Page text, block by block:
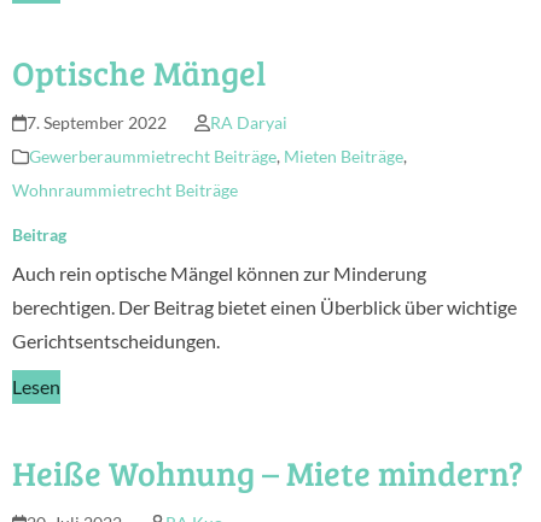
Optische Mängel
7. September 2022
RA Daryai
Gewerberaummietrecht Beiträge, Mieten Beiträge,
Wohnraummietrecht Beiträge
Beitrag
Auch rein optische Mängel können zur Minderung
berechtigen. Der Beitrag bietet einen Überblick über wichtige
Gerichtsentscheidungen.
Lesen
Heiße Wohnung – Miete mindern?